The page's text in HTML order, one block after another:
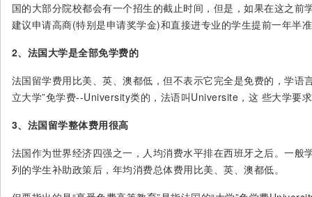
国的大部分院校都会有一个招生的截止时间，但是，如果在这之前
建议申请高商(特别是申请奖学金)和直接进专业的学生提前一年半
2、法国大学是全部免学费的
法国留学费用比美、英、澳都低，但不表示它完全是免费的，学语
立大学”免学费--University类的，法语叫Universite，这 些大学要
3、法国留学整体费用很高
法国作为世界经济四强之一，人均消费水平排在西班牙之后。一般
列的学生补助政策后，年均消费总体费用比美、英、澳都低。